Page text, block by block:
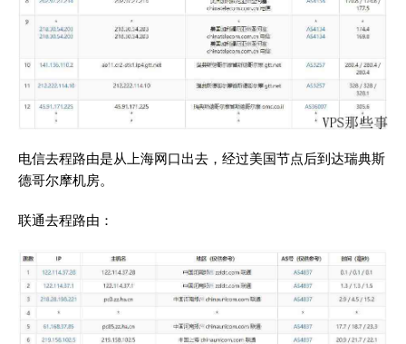
电信去程路由是从上海网口出去，经过美国节点后到达瑞典斯
德哥尔摩机房。
联通去程路由：